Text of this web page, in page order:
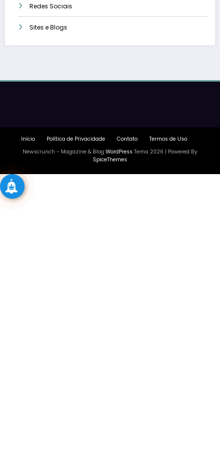
Redes Sociais
Sites e Blogs
Início Política de Privacidade Contato
Termos de Uso
Newscrunch - Magazine & Blog WordPress Tema 2026 | Powered By
SpiceThemes